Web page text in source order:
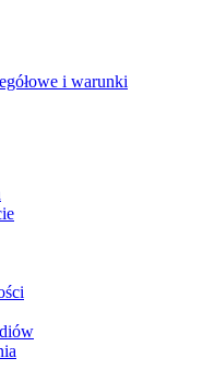
i warunki